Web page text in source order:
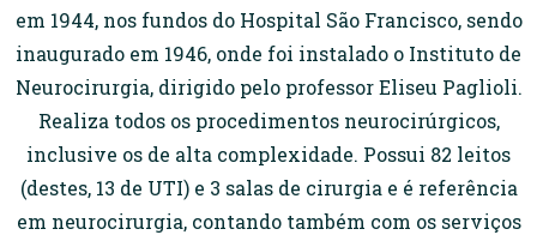
em 1944, nos fundos do Hospital São Francisco, sendo
inaugurado em 1946, onde foi instalado o Instituto de
Neurocirurgia, dirigido pelo professor Eliseu Paglioli.
Realiza todos os procedimentos neurocirúrgicos,
inclusive os de alta complexidade. Possui 82 leitos
(destes, 13 de UTI) e 3 salas de cirurgia e é referência
em neurocirurgia, contando também com os serviços